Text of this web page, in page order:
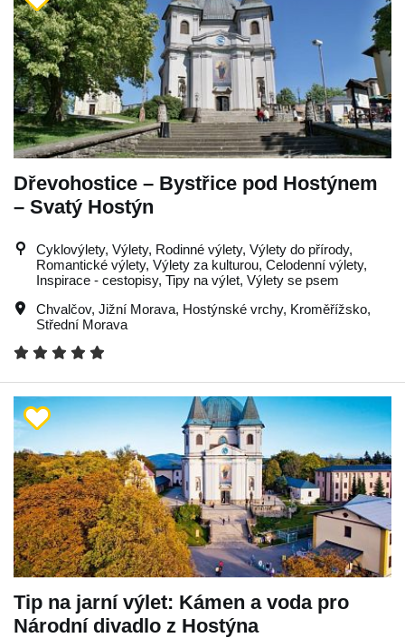
Dřevohostice – Bystřice pod Hostýnem
– Svatý Hostýn
Cyklovýlety, Výlety, Rodinné výlety, Výlety do přírody,
Romantické výlety, Výlety za kulturou, Celodenní výlety,
Inspirace - cestopisy, Tipy na výlet, Výlety se psem
Chvalčov, Jižní Morava, Hostýnské vrchy, Kroměřížsko,
Střední Morava
Tip na jarní výlet: Kámen a voda pro
Národní divadlo z Hostýna